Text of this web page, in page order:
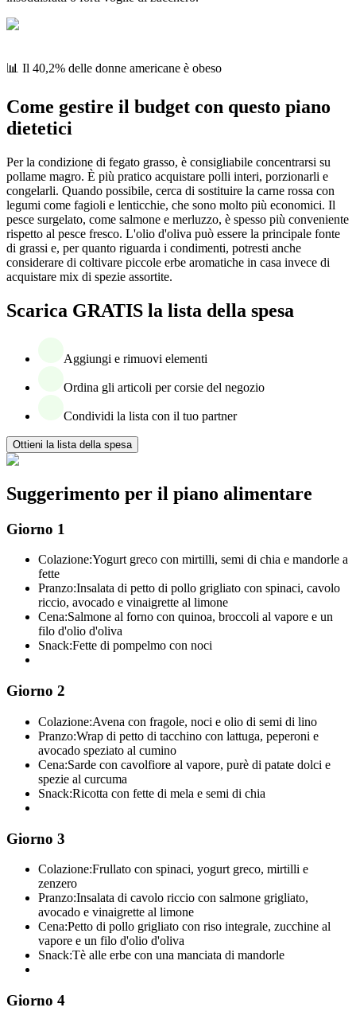
📊 Il 40,2% delle donne americane è obeso
Come gestire il budget con questo piano
dietetici
Per la condizione di fegato grasso, è consigliabile concentrarsi su
pollame magro. È più pratico acquistare polli interi, porzionarli e
congelarli. Quando possibile, cerca di sostituire la carne rossa con
legumi come fagioli e lenticchie, che sono molto più economici. Il
pesce surgelato, come salmone e merluzzo, è spesso più conveniente
rispetto al pesce fresco. L'olio d'oliva può essere la principale fonte
di grassi e, per quanto riguarda i condimenti, potresti anche
considerare di coltivare piccole erbe aromatiche in casa invece di
acquistare mix di spezie assortite.
Scarica GRATIS la lista della spesa
Aggiungi e rimuovi elementi
Ordina gli articoli per corsie del negozio
Condividi la lista con il tuo partner
Ottieni la lista della spesa
Suggerimento per il piano alimentare
Giorno 1
Colazione:Yogurt greco con mirtilli, semi di chia e mandorle a
fette
Pranzo:Insalata di petto di pollo grigliato con spinaci, cavolo
riccio, avocado e vinaigrette al limone
Cena:Salmone al forno con quinoa, broccoli al vapore e un
filo d'olio d'oliva
Snack:Fette di pompelmo con noci
Giorno 2
Colazione:Avena con fragole, noci e olio di semi di lino
Pranzo:Wrap di petto di tacchino con lattuga, peperoni e
avocado speziato al cumino
Cena:Sarde con cavolfiore al vapore, purè di patate dolci e
spezie al curcuma
Snack:Ricotta con fette di mela e semi di chia
Giorno 3
Colazione:Frullato con spinaci, yogurt greco, mirtilli e
zenzero
Pranzo:Insalata di cavolo riccio con salmone grigliato,
avocado e vinaigrette al limone
Cena:Petto di pollo grigliato con riso integrale, zucchine al
vapore e un filo d'olio d'oliva
Snack:Tè alle erbe con una manciata di mandorle
Giorno 4